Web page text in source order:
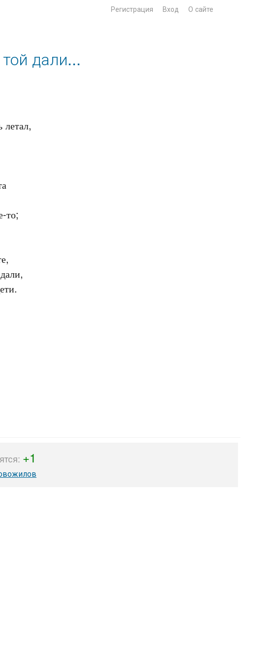
Регистрация Вход О сайте
дали...
то;
+1